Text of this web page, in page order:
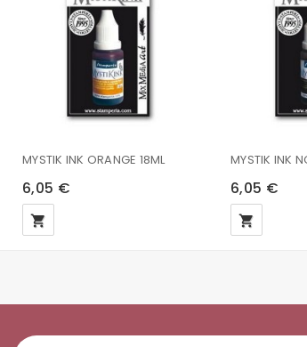
MYSTIK INK ORANGE 18ML
6,05 €
local_grocery_store
MYSTIK INK
6,05 €
local_grocery_store